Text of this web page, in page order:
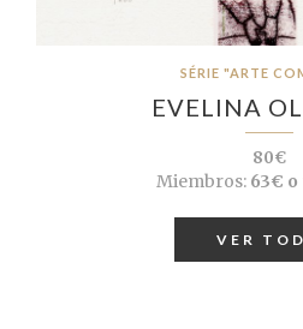
SÉRIE "ARTE
EVELINA
80€
Miembros:63€ o
VER